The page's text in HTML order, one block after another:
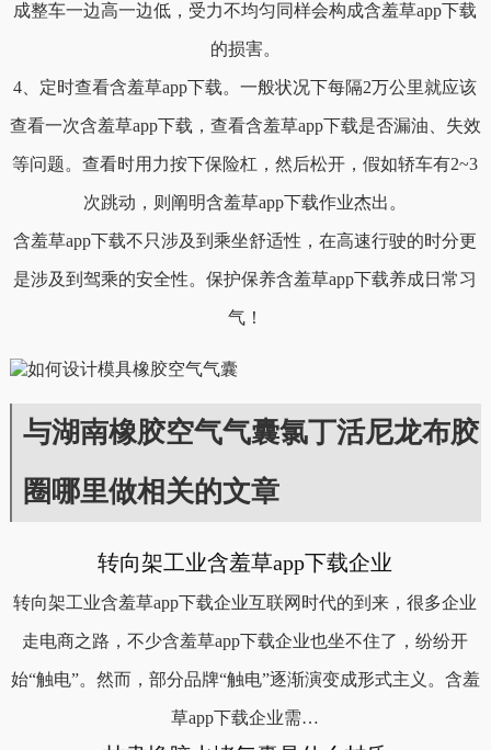
成整车一边高一边低，受力不均匀同样会构成含羞草app下载
的损害。
4、定时查看含羞草app下载。一般状况下每隔2万公里就应该
查看一次含羞草app下载，查看含羞草app下载是否漏油、失效
等问题。查看时用力按下保险杠，然后松开，假如轿车有2~3
次跳动，则阐明含羞草app下载作业杰出。
含羞草app下载不只涉及到乘坐舒适性，在高速行驶的时分更
是涉及到驾乘的安全性。保护保养含羞草app下载养成日常习
气！
与湖南橡胶空气气囊氯丁活尼龙布胶
圈哪里做相关的文章
转向架工业含羞草app下载企业
转向架工业含羞草app下载企业互联网时代的到来，很多企业
走电商之路，不少含羞草app下载企业也坐不住了，纷纷开
始“触电”。然而，部分品牌“触电”逐渐演变成形式主义。含羞
草app下载企业需…